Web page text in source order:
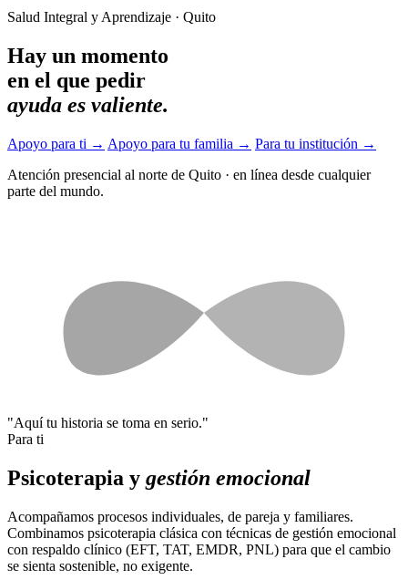
Salud Integral y Aprendizaje · Quito
Hay un momento
en el que pedir
ayuda es valiente.
Apoyo para ti → Apoyo para tu familia → Para tu institución →
Atención presencial al norte de Quito · en línea desde cualquier
parte del mundo.
"Aquí tu historia se toma en serio."
Para ti
Psicoterapia y gestión emocional
Acompañamos procesos individuales, de pareja y familiares.
Combinamos psicoterapia clásica con técnicas de gestión emocional
con respaldo clínico (EFT, TAT, EMDR, PNL) para que el cambio
se sienta sostenible, no exigente.